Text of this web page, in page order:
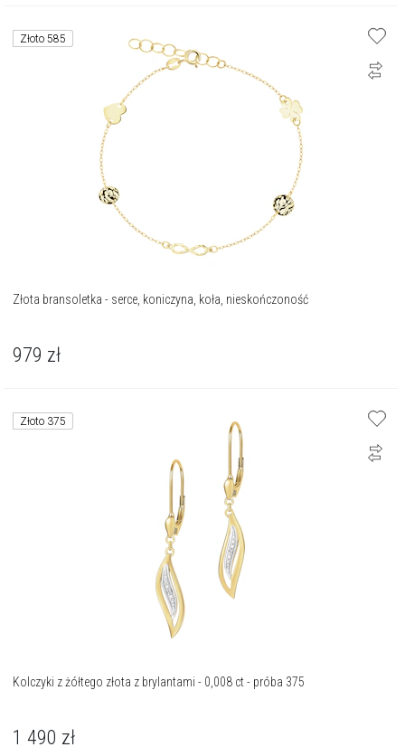
Złoto 585
Złota bransoletka - serce, koniczyna, koła, nieskończoność
979 zł
Złoto 375
Kolczyki z żółtego złota z brylantami - 0,008 ct - próba 375
1 490 zł